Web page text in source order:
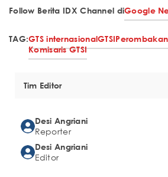
Follow Berita IDX Channel diGoogle
TAG:GTS internasionalGTSI
Komisaris GTSI
Tim Editor
Desi Angriani
Reporter
Desi Angriani
Editor